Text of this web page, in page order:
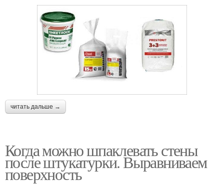
читать дальше →
Когда можно шпаклевать стены
после штукатурки. Выравниваем
поверхность